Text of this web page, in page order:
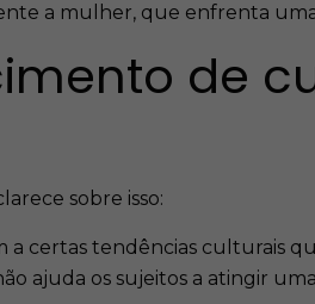
a mulher, que enfrenta
de
sobre isso:
a certas tendências culturais
ajuda os sujeitos a atingir